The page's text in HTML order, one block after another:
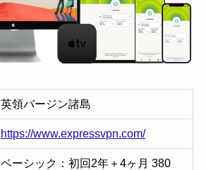
英領バージン諸島
https://www.expressvpn.com/
ベーシック：初回2年＋4ヶ月 380